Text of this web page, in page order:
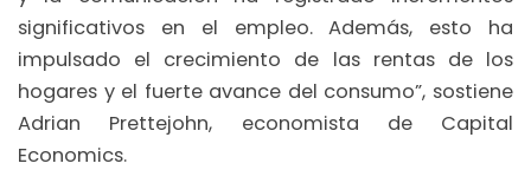
significativos en el empleo. Además, esto ha
impulsado el crecimiento de las rentas de los
hogares y el fuerte avance del consumo”, sostiene
Adrian Prettejohn, economista de Capital
Economics.